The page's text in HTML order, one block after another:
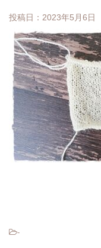
投稿日： 2023年5月6日
-